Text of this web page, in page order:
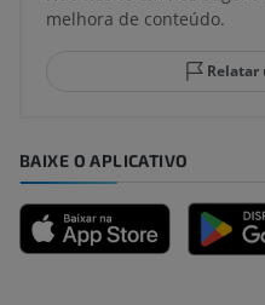
melhora de conteúdo.
Relatar
BAIXE O APLICATIVO